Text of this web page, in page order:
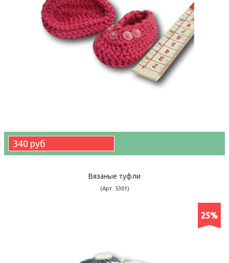
340 руб
Вязаные туфли
(Арт. 5301)
25%